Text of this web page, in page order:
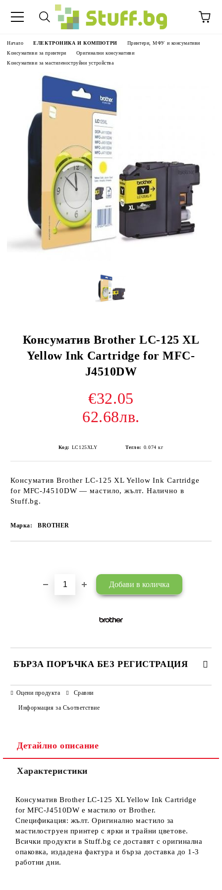
Начало ЕЛЕКТРОНИКА И КОМПЮТРИ
Принтери, МФУ и консумативи
Консумативи за принтери
Оригинални консумативи
Консумативи за мастиленоструйни устройства
Консуматив Brother LC-125 XL
Yellow Ink Cartridge for MFC-
J4510DW
€32.05
62.68лв.
Код: LC125XLY Тегло: 0.074 кг
Консуматив Brother LC-125 XL Yellow Ink Cartridge
for MFC-J4510DW — мастило, жълт. Налично в
Stuff.bg.
Марка: BROTHER
БЪРЗА ПОРЪЧКА БЕЗ РЕГИСТРАЦИЯ
САМО ПОПЪЛНЕТЕ 3 ПОЛЕТА
Оцени продукта Сравни
Информация за Съответствие
Детайлно описание
Характеристики
Консуматив Brother LC-125 XL Yellow Ink Cartridge
for MFC-J4510DW е мастило от Brother.
Спецификация: жълт. Оригинално мастило за
мастилоструен принтер с ярки и трайни цветове.
Всички продукти в Stuff.bg се доставят с оригинална
опаковка, издадена фактура и бърза доставка до 1-3
работни дни.